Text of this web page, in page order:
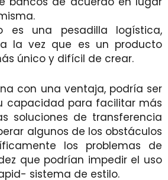
es una pesadilla logística,
la vez que es un producto
único y difícil de crear.
con una ventaja, podría ser
capacidad para facilitar más
soluciones de transferencia
algunos de los obstáculos
los problemas de
que podrían impedir el uso
sistema de estilo.